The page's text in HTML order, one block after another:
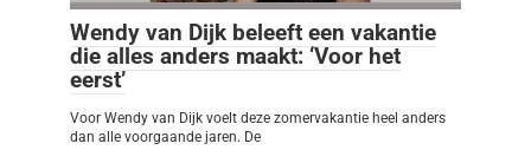
Wendy van Dijk beleeft een vakantie
die alles anders maakt: ‘Voor het
eerst’
Voor Wendy van Dijk voelt deze zomervakantie heel anders
dan alle voorgaande jaren. De